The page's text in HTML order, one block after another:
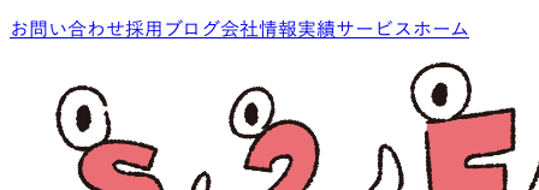
お問い合わせ採用 ブログ会社情報実績サービスホーム